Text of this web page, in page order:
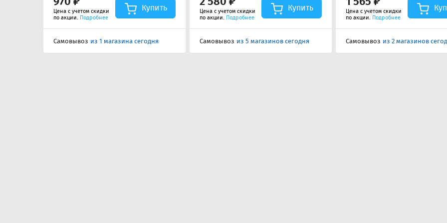
Цена с учетом скидки
по акции. Подробнее
Купить
Самовывоз из 1 магазина сегодня
Цена с учетом скидки
по акции. Подробнее
Купить
Самовывоз из 5 магазинов сегодня
Цена с учетом скидки
по акции. Подробнее
Самовывоз из 2 магазинов